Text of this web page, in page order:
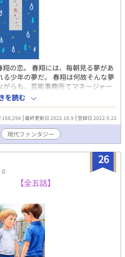
ごく普通の男。高二の夏、幼馴染の
」と焚きつけ、履歴書を送った張本
。 碧が売れていくのを誇らしく思い
の人間になった」と感じ、自分から
いことは自分の中で結論にして黙
（すずき あお）／21歳・芸名「水
いと、台詞のない一秒で画面を持た
情を映さないことで、観客に感情
き合いは苦手。というより、大事な
界に入ったのも、続けているの
「結人が、送れって言ったか
らない。仕事は完璧にこなし、現場
に帰っても食べず、眠れない。 三年
、彼は要求をする。 葉山 修司（は
ーフマネージャー。碧の扱いに歴代
上手い人」として抜擢された。有
、そして決して線を越えない大
い人間であり、結人を呼んだ張本
めながら、必要なときには「だ
の恋。 春翔には、毎朝見る夢があ
少年の夢だ。 春翔は何故そんな夢
らも、芸能事務所でマネージャー
た。 そんな時、事務所の看板役者
は鈴鳴川に向かった。子供の頃、
うに、春翔はその時の事を思い出そ
が出来なかった。 奇妙な感覚にず
川、春翔はそこで、半妖の王子で
ずっと春翔を探していたゼン、春翔
妖の争いに巻き込まれながら、ゼ
の話です。
を読む
168,298 最終更新日 2022.10.9 登録日 2022.9.22
現代ファンタジー
26
0
【全五話】